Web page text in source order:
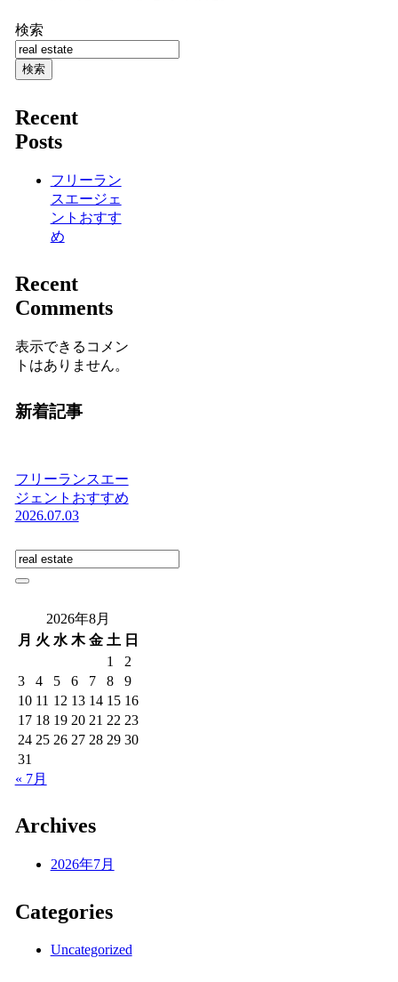
検索
検索
Recent
Posts
フリーラン
スエージェ
ントおすす
め
Recent
Comments
表示できるコメン
トはありません。
新着記事
フリーランスエー
ジェントおすすめ
2026.07.03
2026年8月
月 火 水 木 金 土 日
1
2
3
4 5 6 7 8
9
10 11 12 13 14 15 16
17 18 19 20 21 22 23
24 25 26 27 28 29 30
31
« 7月
Archives
2026年7月
Categories
Uncategorized